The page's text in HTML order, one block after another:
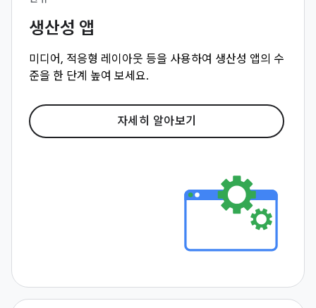
생산성 앱
미디어, 적응형 레이아웃 등을 사용하여 생산성 앱의 수
준을 한 단계 높여 보세요.
자세히 알아보기